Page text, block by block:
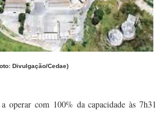
Divulgação/Cedae)
operar com 100% da capacidade às 7h31